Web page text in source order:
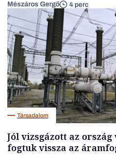
Mészáros Gergő 4 perc
Társadalom
Jól vizsgázott az
fogtuk vissza az